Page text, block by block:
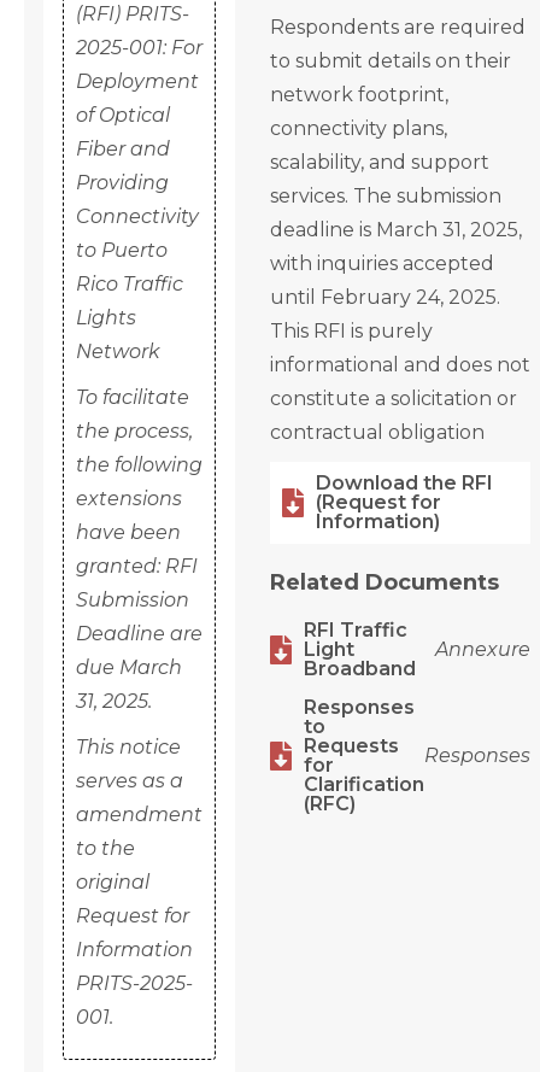
(RFI) PRITS-
2025-001: For
Deployment
of Optical
Fiber and
Providing
Connectivity
to Puerto
Rico Traffic
Lights
Network
To facilitate
the process,
the following
extensions
have been
granted: RFI
Submission
Deadline are
due March
31, 2025.
This notice
serves as a
amendment
to the
original
Request for
Information
PRITS-2025-
001.
Respondents are required
to submit details on their
network footprint,
connectivity plans,
scalability, and support
services. The submission
deadline is March 31, 2025,
with inquiries accepted
until February 24, 2025.
This RFI is purely
informational and does not
constitute a solicitation or
contractual obligation

Download the RFI
(Request for
Information)
Related Documents

RFI Traffic
Light
Broadband
Annexure

Responses
to
Requests
for
Clarification
(RFC)
Responses